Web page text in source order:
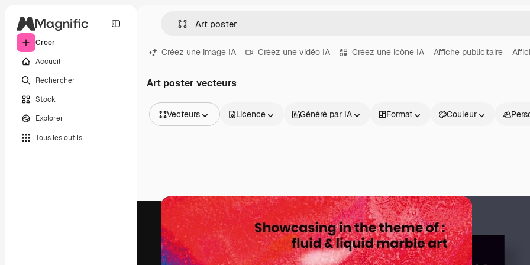
Créer
Accueil
Rechercher
Stock
Explorer
Tous les outils
Créez une image IA Créez une vidéo IA Créez une icône IA Affiche publicitaire
Art poster vecteurs
Vecteurs
Vidéos
Clips de vidéo
Graphiques animés
Templates vidéos
Icônes
Modèles 3D
Polices
Licence Généré par IA Format Couleur
Produits Commencer